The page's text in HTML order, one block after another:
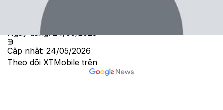
Cam Ngoan
Ngày đăng:24/03/2023
Cập nhật: 24/05/2026
Theo dõi XTMobile trên